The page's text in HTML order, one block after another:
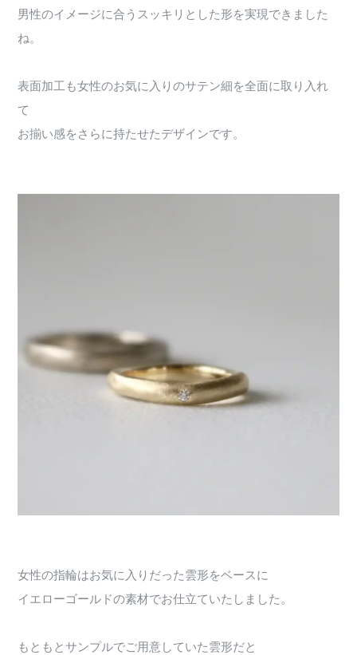
男性のイメージに合うスッキリとした形を実現できました
ね。
表面加工も女性のお気に入りのサテン細を全面に取り入れ
て
お揃い感をさらに持たせたデザインです。
女性の指輪はお気に入りだった雲形をベースに
イエローゴールドの素材でお仕立ていたしました。
もともとサンプルでご用意していた雲形だと